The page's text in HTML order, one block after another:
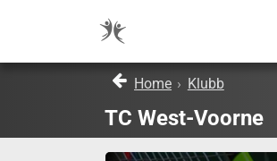
Home › Klubb
TC West-Voorne